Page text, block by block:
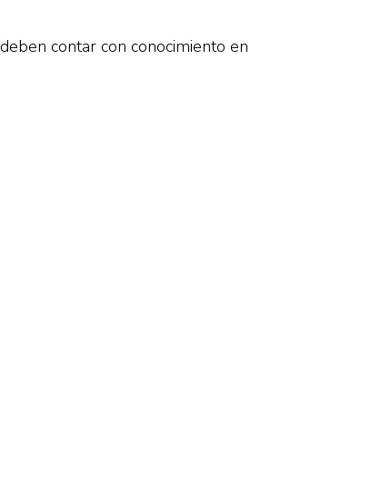
contar con conocimiento en